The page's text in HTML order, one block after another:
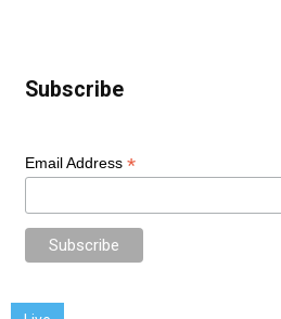
Subscribe
Email Address *